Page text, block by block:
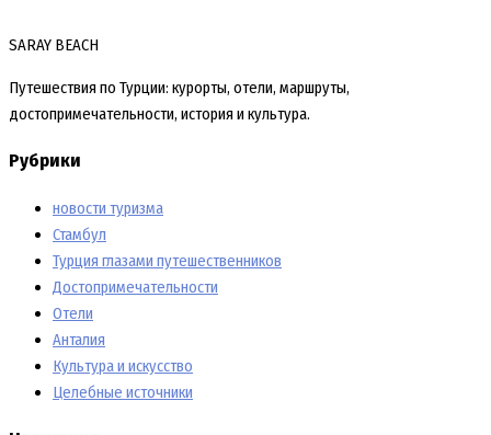
SARAY BEACH
Путешествия по Турции: курорты, отели, маршруты,
достопримечательности, история и культура.
Рубрики
новости туризма
Стамбул
Турция глазами путешественников
Достопримечательности
Отели
Анталия
Культура и искусство
Целебные источники